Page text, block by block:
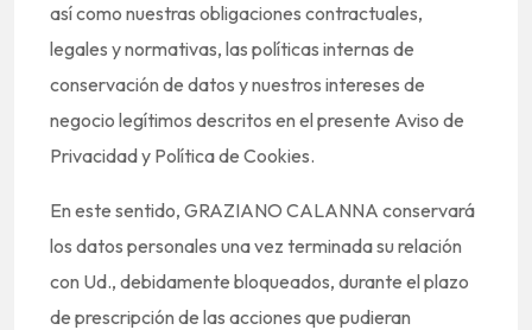
así como nuestras obligaciones contractuales,
legales y normativas, las políticas internas de
conservación de datos y nuestros intereses de
negocio legítimos descritos en el presente Aviso de
Privacidad y Política de Cookies.
En este sentido, GRAZIANO CALANNA conservará
los datos personales una vez terminada su relación
con Ud., debidamente bloqueados, durante el plazo
de prescripción de las acciones que pudieran